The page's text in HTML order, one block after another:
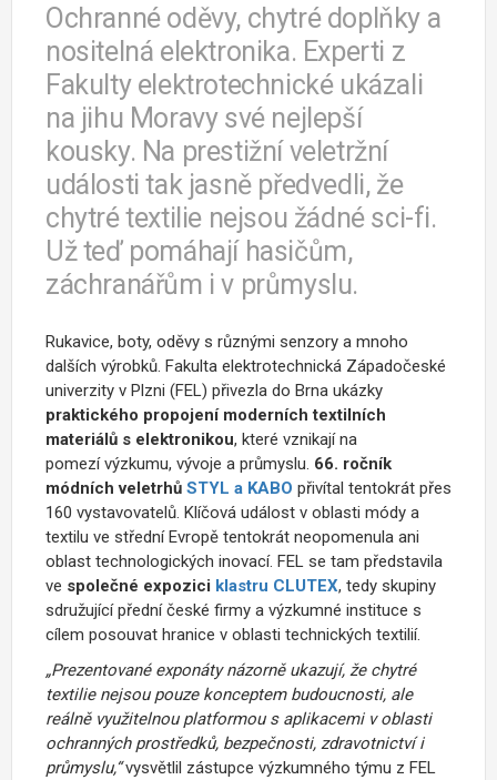
Ochranné oděvy, chytré doplňky a
nositelná elektronika. Experti z
Fakulty elektrotechnické ukázali
na jihu Moravy své nejlepší
kousky. Na prestižní veletržní
události tak jasně předvedli, že
chytré textilie nejsou žádné sci-fi.
Už teď pomáhají hasičům,
záchranářům i v průmyslu.
Rukavice, boty, oděvy s různými senzory a mnoho
dalších výrobků. Fakulta elektrotechnická Západočeské
univerzity v Plzni (FEL) přivezla do Brna ukázky
praktického propojení moderních textilních
materiálů s elektronikou, které vznikají na
pomezí výzkumu, vývoje a průmyslu. 66. ročník
módních veletrhů STYL a KABO přivítal tentokrát přes
160 vystavovatelů. Klíčová událost v oblasti módy a
textilu ve střední Evropě tentokrát neopomenula ani
oblast technologických inovací. FEL se tam představila
ve společné expozici klastru CLUTEX, tedy skupiny
sdružující přední české firmy a výzkumné instituce s
cílem posouvat hranice v oblasti technických textilií.
„Prezentované exponáty názorně ukazují, že chytré
textilie nejsou pouze konceptem budoucnosti, ale
reálně využitelnou platformou s aplikacemi v oblasti
ochranných prostředků, bezpečnosti, zdravotnictví i
průmyslu,“vysvětlil zástupce výzkumného týmu z FEL